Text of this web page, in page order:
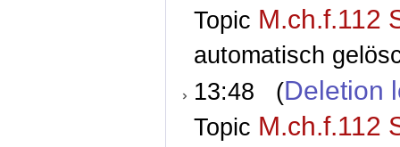
Topic M.ch.f.112
automatisch
13:48 (Deletion
Topic M.ch.f.112